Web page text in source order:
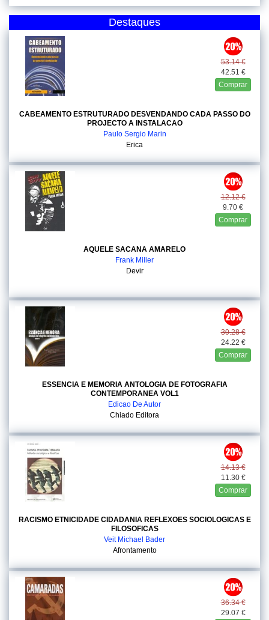
Destaques
53.14 €
42.51 €
Comprar
CABEAMENTO ESTRUTURADO DESVENDANDO CADA PASSO DO
PROJECTO A INSTALACAO
Paulo Sergio Marin
Erica
12.12 €
9.70 €
Comprar
AQUELE SACANA AMARELO
Frank Miller
Devir
30.28 €
24.22 €
Comprar
ESSENCIA E MEMORIA ANTOLOGIA DE FOTOGRAFIA
CONTEMPORANEA VOL1
Edicao De Autor
Chiado Editora
14.13 €
11.30 €
Comprar
RACISMO ETNICIDADE CIDADANIA REFLEXOES SOCIOLOGICAS E
FILOSOFICAS
Veit Michael Bader
Afrontamento
36.34 €
29.07 €